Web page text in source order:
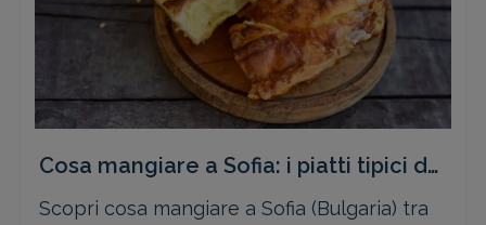
Cosa mangiare a Sofia: i piatti tipici da
non perdere
Scopri cosa mangiare a Sofia (Bulgaria) tra